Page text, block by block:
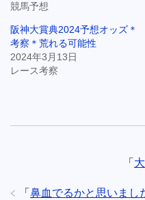
競馬予想
阪神大賞典2024予想オッズ＊
考察＊荒れる可能性
2024年3月13日
レース考察
「
「 鼻血でるかと思いまし